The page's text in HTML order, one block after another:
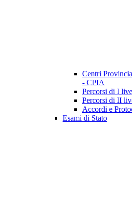
Centri
- CPIA
Percorsi di I
Percorsi di II
Accordi e
Esami di Stato